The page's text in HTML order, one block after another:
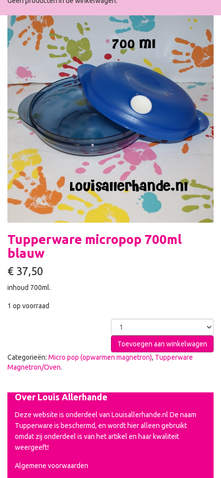
Tupperware micropop 700ml
blauw
€ 37,50
inhoud 700ml.
1 op voorraad
Toevoegen aan winkelwagen
Categorieën: Micro pop (opwarmen magnetron), Tupperware
Magnetron/Oven.
Over Louis Allerhande
Deze website is onderdeel van Louisallerhande.nl De naam
Tupperware is beschermd, en wordt hier alleen gebruikt
omdat zij onderdeel is van het artikel en haar kwaliteit
weergeeft!
Algemene voorwaarden